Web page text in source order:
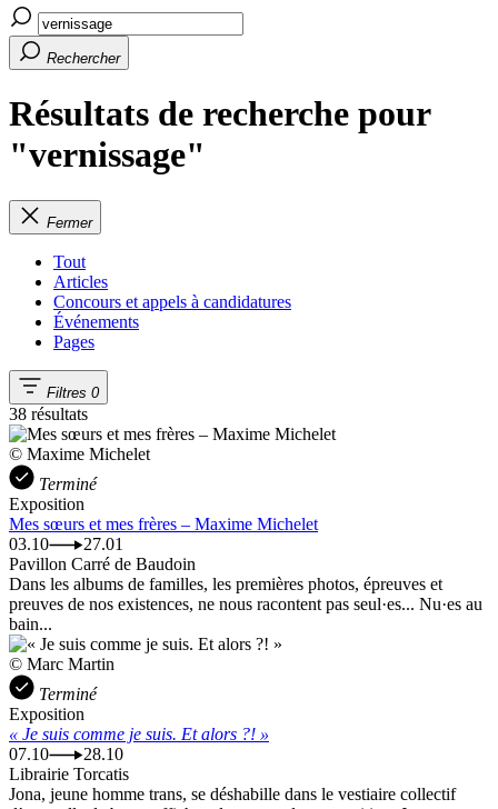
Rechercher
Résultats de recherche pour
"vernissage"
Fermer
Tout
Articles
Concours et appels à candidatures
Événements
Pages
Filtres 0
38 résultats
© Maxime Michelet
Terminé
Exposition
Mes sœurs et mes frères – Maxime Michelet
03.10
27.01
Pavillon Carré de Baudoin
Dans les albums de familles, les premières photos, épreuves et
preuves de nos existences, ne nous racontent pas seul·es... Nu·es au
bain...
© Marc Martin
Terminé
Exposition
« Je suis comme je suis. Et alors ?! »
07.10
28.10
Librairie Torcatis
Jona, jeune homme trans, se déshabille dans le vestiaire collectif